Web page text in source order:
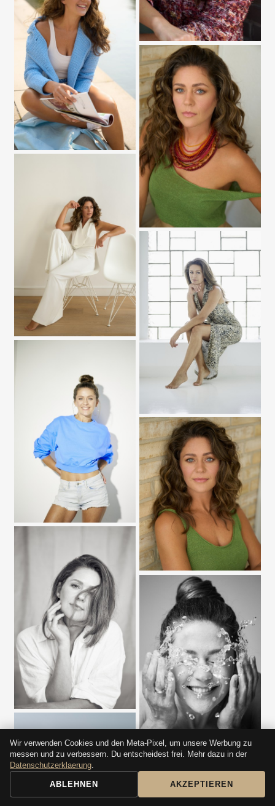
Wir verwenden Cookies und den Meta-Pixel, um unsere Werbung zu
messen und zu verbessern. Du entscheidest frei. Mehr dazu in der
Datenschutzerklaerung.
ABLEHNEN AKZEPTIEREN